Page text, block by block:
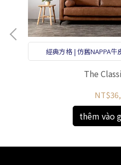
經典方格 | 仿舊NAPPA
The
thêm vào